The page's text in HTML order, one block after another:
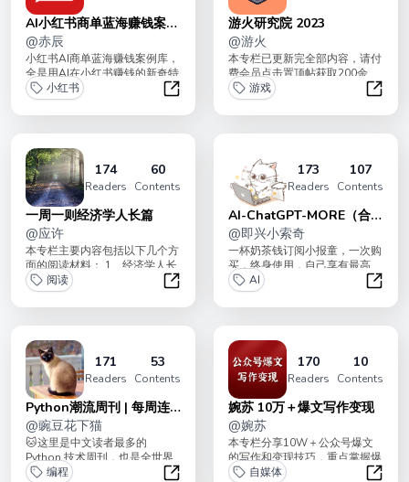
AI小红书商单蓝海赚钱案例
库
@赤辰
小红书AI商单蓝海赚钱案例库，
全是用AI在小红书赚钱的新奇特
账号，AI创造了大量蓝海玩法，
我手动精选...
小红书
AI小红书商单蓝海赚钱案例库
游火研究院 2023
@游火
本专栏已更新完全部内容，请付
费会员点击置顶帖获取200余
页、10万余字的2023小结。
游戏
游火
174
Readers
60
Contents
一周一则经济学人长篇
@应许
本专栏主要内容包括以下几个方
面的阅读材料： 1、经济学人长
篇，文章一般在2000字左右；
2、华...
阅读
一周一则经济学人长篇
173
Readers
107
Contents
AI-ChatGPT-MORE（合
集）
@即兴小索奇
一杯奶茶钱订阅小报童，一次购
买，终身使用，自己享有最高
60%的分销权输出100+文章，
包含入门教程、...
AI
AI-
171
Readers
53
Contents
Python潮流周刊 | 每周连
载中
@豌豆花下猫
🐱这里是中文读者最多的
Python 技术周刊，也是全世界
知识密度最高、知识广度最大的
编程
170
Readers
10
Contents
婉苏 10万＋爆文写作变现
@婉苏
本专栏分享10W＋公众号爆文
的写作和变现技巧，重点掌握爆
款的底层逻辑，顺势而为。
自媒体